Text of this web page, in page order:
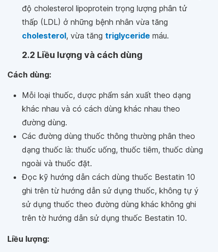
độ cholesterol lipoprotein trọng lượng phân tử
thấp (LDL) ở những bệnh nhân vừa tăng
cholesterol, vừa tăng triglyceride máu.
2.2 Liều lượng và cách dùng
Cách dùng:
Mỗi loại thuốc, dược phẩm sản xuất theo dạng
khác nhau và có cách dùng khác nhau theo
đường dùng.
Các đường dùng thuốc thông thường phân theo
dạng thuốc là: thuốc uống, thuốc tiêm, thuốc dùng
ngoài và thuốc đặt.
Đọc kỹ hướng dẫn cách dùng thuốc Bestatin 10
ghi trên từ hướng dẫn sử dụng thuốc, không tự ý
sử dụng thuốc theo đường dùng khác không ghi
trên tờ hướng dẫn sử dụng thuốc Bestatin 10.
Liều lượng: